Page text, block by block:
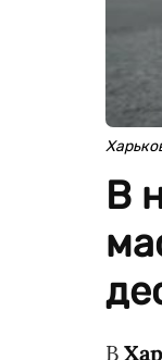
В
В